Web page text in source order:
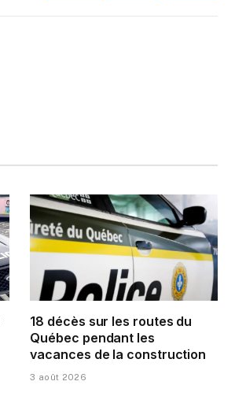
18 décès sur les routes du
Québec pendant les
vacances de la construction
3 août 2026